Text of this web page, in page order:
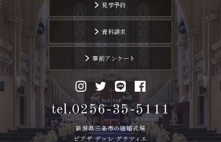
見学予約
資料請求
事前アンケート
tel.0256-35-5111
新潟県三条市の結婚式場
ピアザ デッレ グラツィエ